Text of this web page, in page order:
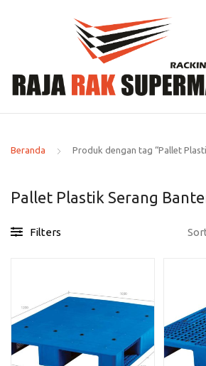
Beranda Produk dengan tag “Pallet
Pallet Plastik Serang
Filters